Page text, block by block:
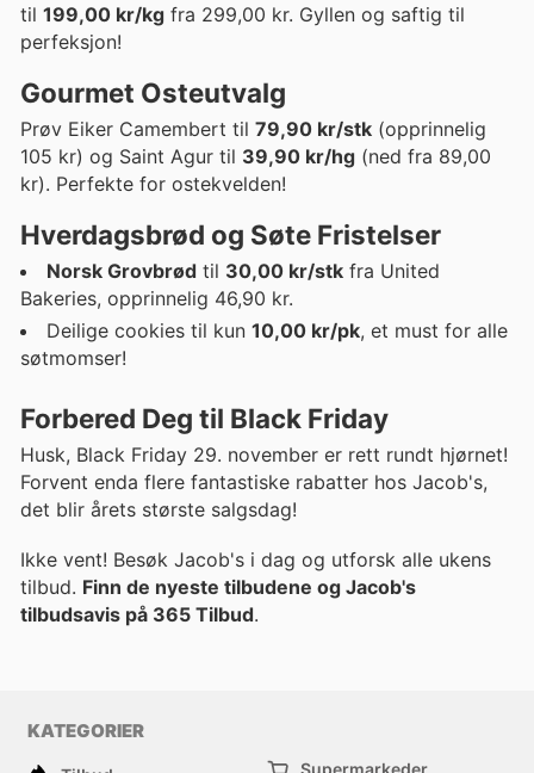
til 199,00 kr/kg fra 299,00 kr. Gyllen og saftig til
perfeksjon!
Gourmet Osteutvalg
Prøv Eiker Camembert til 79,90 kr/stk (opprinnelig
105 kr) og Saint Agur til 39,90 kr/hg (ned fra 89,00
kr). Perfekte for ostekvelden!
Hverdagsbrød og Søte Fristelser
Norsk Grovbrød til 30,00 kr/stk fra United
Bakeries, opprinnelig 46,90 kr.
Deilige cookies til kun 10,00 kr/pk, et must for alle
søtmomser!
Forbered Deg til Black Friday
Husk, Black Friday 29. november er rett rundt hjørnet!
Forvent enda flere fantastiske rabatter hos Jacob's,
det blir årets største salgsdag!
Ikke vent! Besøk Jacob's i dag og utforsk alle ukens
tilbud. Finn de nyeste tilbudene og Jacob's
tilbudsavis på 365 Tilbud.
KATEGORIER
Supermarkeder